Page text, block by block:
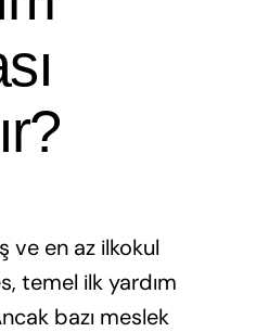
ve en az ilkokul
temel ilk yardım
bazı meslek